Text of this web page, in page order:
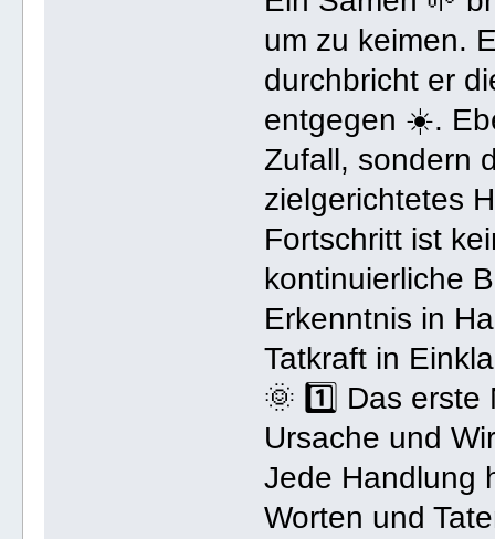
um zu keimen.
durchbricht er
entgegen ☀️.
Zufall, sondern
zielgerichtetes
Fortschritt ist
kontinuierliche
Erkenntnis in
Tatkraft in
🌞 1️⃣ Das erste
Ursache und
Jede Handlung
Worten und